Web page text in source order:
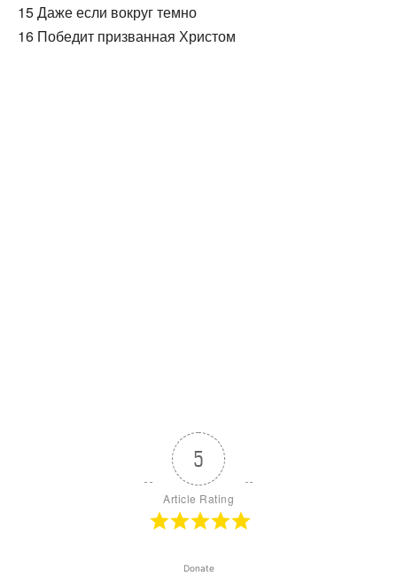
15 Даже если вокруг темно
16 Победит призванная Христом
5
Article Rating
Donate